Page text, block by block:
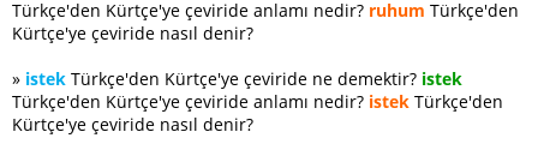
Türkçe'den Kürtçe'ye çeviride anlamı nedir? ruhum Türkçe'den
Kürtçe'ye çeviride nasıl denir?
» istek Türkçe'den Kürtçe'ye çeviride ne demektir? istek
Türkçe'den Kürtçe'ye çeviride anlamı nedir? istek Türkçe'den
Kürtçe'ye çeviride nasıl denir?